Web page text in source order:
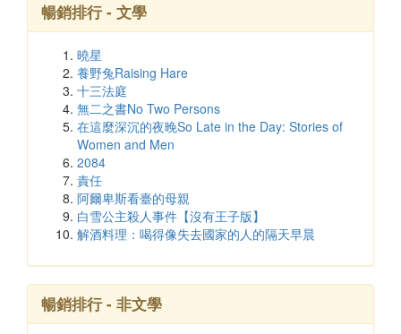
暢銷排行 - 文學
曉星
養野兔Raising Hare
十三法庭
無二之書No Two Persons
在這麼深沉的夜晚So Late in the Day: Stories of
Women and Men
2084
責任
阿爾卑斯看臺的母親
白雪公主殺人事件【沒有王子版】
解酒料理：喝得像失去國家的人的隔天早晨
暢銷排行 - 非文學